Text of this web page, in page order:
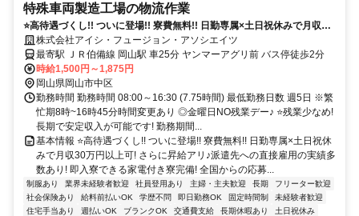
特殊車両製造工場の物流作業
⭐高待遇づくし!! ついに登場!! 寮費無料!! 日勤専属×土日祝休みで月収30
万円以上可! さらに昇給アリ♪派遣先への直接雇用の実績多数あり! 即入
寮できる家電付き寮完備!
株式会社アイシ・フュージョン・アソシエイツ
最寄駅 ＪＲ伯備線 岡山駅 車25分 ヤンマーアグリ前 バス停徒歩2分
時給1,500円～1,875円
岡山県岡山市中区
勤務時間 勤務時間 08:00～16:30 (7.75時間) 最低勤務日数 週5日 ※繁
忙期8時~16時45分時間変更あり ◎金曜日NO残業デー♪ ⭐残業少なめ!
長期で安定収入が可能です! 勤務期間...
基本情報 ⭐高待遇づくし!! ついに登場!! 寮費無料!! 日勤専属×土日祝休
みで月収30万円以上可! さらに昇給アリ♪派遣先への直接雇用の実績多
数あり! 即入寮できる家電付き寮完備! 全国からの応募...
制服あり 業界未経験者歓迎 社員登用あり 主婦・主夫歓迎 長期
フリーター歓迎
社会保険あり
給料前払いOK 学歴不問 即日勤務OK 固定時間制
未経験者歓迎
住宅手当あり
週払いOK ブランクOK 交通費支給 長期休暇あり
土日祝休み